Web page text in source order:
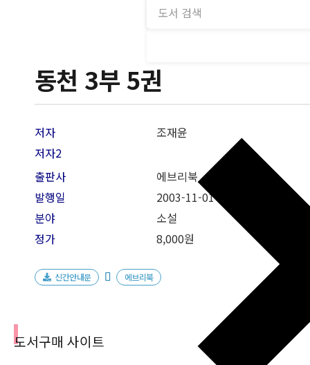
동천 3부 5권
저자
조재윤
저자2
출판사
에브리북
발행일
2003-11-01
분야
소설
정가
8,000원
신간안내문 에브리북
도서구매 사이트